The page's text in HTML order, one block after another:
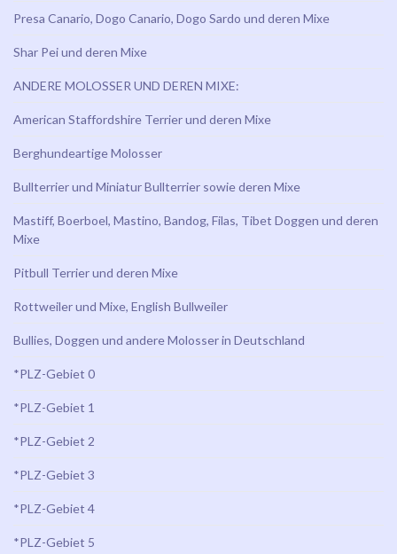
Presa Canario, Dogo Canario, Dogo Sardo und deren Mixe
Shar Pei und deren Mixe
ANDERE MOLOSSER UND DEREN MIXE:
American Staffordshire Terrier und deren Mixe
Berghundeartige Molosser
Bullterrier und Miniatur Bullterrier sowie deren Mixe
Mastiff, Boerboel, Mastino, Bandog, Filas, Tibet Doggen und deren
Mixe
Pitbull Terrier und deren Mixe
Rottweiler und Mixe, English Bullweiler
Bullies, Doggen und andere Molosser in Deutschland
*PLZ-Gebiet 0
*PLZ-Gebiet 1
*PLZ-Gebiet 2
*PLZ-Gebiet 3
*PLZ-Gebiet 4
*PLZ-Gebiet 5